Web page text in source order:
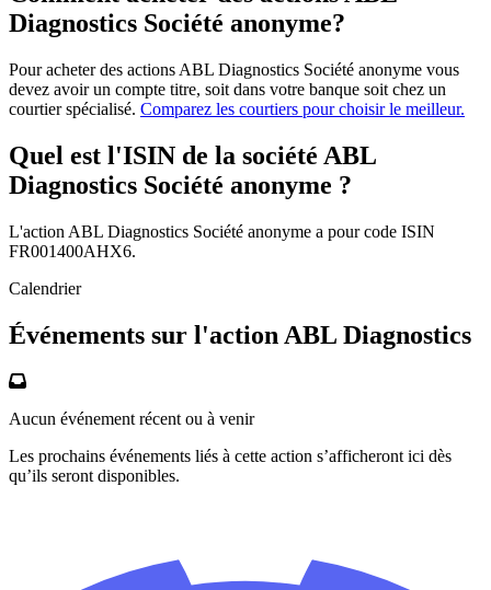
Quelle est la capitalisation de ABL
Diagnostics Société anonyme ?
L'action ABL Diagnostics Société anonyme a une capitalisation de
39.85 M, ce qui en fait une NANO capitalisation.
Comment acheter des actions ABL
Diagnostics Société anonyme?
Pour acheter des actions ABL Diagnostics Société anonyme vous
devez avoir un compte titre, soit dans votre banque soit chez un
Quel est l'ISIN de la société ABL
Diagnostics Société anonyme ?
FR001400AHX6.
Calendrier
Aucun événement récent ou à venir